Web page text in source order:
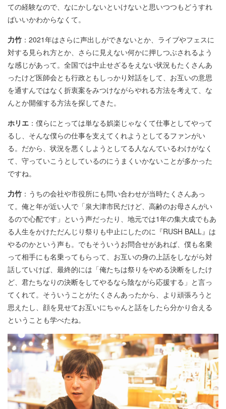
ての経験なので、なにかしないといけないと思いつつもどうすれ
ばいいかわからなくて。
力竹 ：2021年はさらに声出しができないとか、ライブやフェスに
対する見られ方とか、さらに見えない何かに押しつぶされるよう
な感じがあって。全国では中止せざるをえない状況もたくさんあ
ったけど医師会とも行政ともしっかり対話をして、お互いの意思
を通すんではなく折衷案をみつけながらやれる方法を考えて、な
んとか開催する方法を探してきた。
ホリエ ：僕らにとっては単なる娯楽じゃなくて仕事としてやって
るし、そんな僕らの仕事を支えてくれようとしてるファンがい
る。だから、状況を悪くしようとしてる人なんているわけがなく
て、守っていこうとしているのにうまくいかないことが多かった
ですね。
力竹 ：うちの会社や市役所にも問い合わせが当時たくさんあっ
て。俺と年が近い人で「泉大津市民だけど、高齢のお母さんがい
るので心配です」という声だったり、地元では1年の集大成でもあ
る人生をかけただんじり祭りも中止にしたのに『RUSH BALL』は
やるのかという声も。でもそういうお問合せがあれば、僕も名乗
って相手にも名乗ってもらって、お互いの身の上話をしながら対
話していけば、最終的には「俺たちは祭りをやめる決断をしたけ
ど、君たちなりの決断をしてやるなら陰ながら応援する」と言っ
てくれて。そういうことがたくさんあったから、より頑張ろうと
思えたし、顔を見せてお互いにちゃんと話をしたら分かり合える
ということも学べたね。